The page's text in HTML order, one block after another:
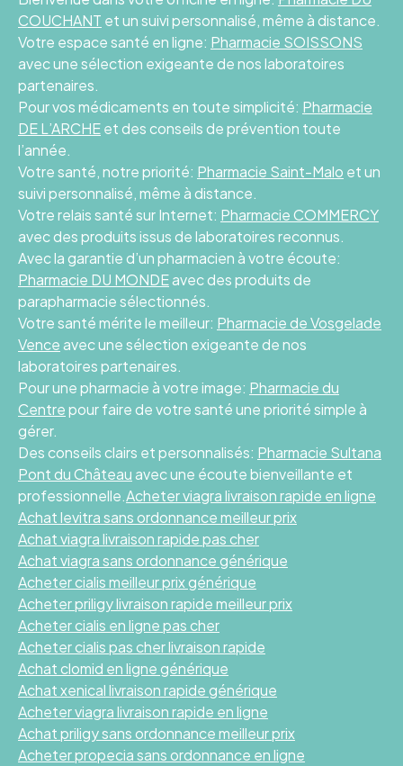
COUCHANT et un suivi personnalisé, même à distance.
Votre espace santé en ligne: Pharmacie SOISSONS
avec une sélection exigeante de nos laboratoires
partenaires.
Pour vos médicaments en toute simplicité: Pharmacie
DE L’ARCHEet des conseils de prévention toute
l’année.
Votre santé, notre priorité: Pharmacie Saint-Malo et un
suivi personnalisé, même à distance.
Votre relais santé sur Internet: Pharmacie COMMERCY
avec des produits issus de laboratoires reconnus.
Avec la garantie d’un pharmacien à votre écoute:
Pharmacie DU MONDEavec des produits de
parapharmacie sélectionnés.
Votre santé mérite le meilleur: Pharmacie de Vosgelade
Venceavec une sélection exigeante de nos
laboratoires partenaires.
Pour une pharmacie à votre image: Pharmacie du
Centrepour faire de votre santé une priorité simple à
gérer.
Des conseils clairs et personnalisés: Pharmacie Sultana
Pont du Châteauavec une écoute bienveillante et
professionnelle.Acheter viagra livraison rapide en ligne
Achat levitra sans ordonnance meilleur prix
Achat viagra livraison rapide pas cher
Achat viagra sans ordonnance générique
Acheter cialis meilleur prix générique
Acheter priligy livraison rapide meilleur prix
Acheter cialis en ligne pas cher
Acheter cialis pas cher livraison rapide
Achat clomid en ligne générique
Achat xenical livraison rapide générique
Acheter viagra livraison rapide en ligne
Achat priligy sans ordonnance meilleur prix
Acheter propecia sans ordonnance en ligne